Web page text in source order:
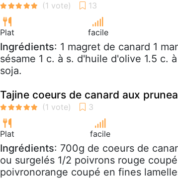
Plat facile
Ingrédients: 1 magret de canard 1
sésame 1 c. à s. d'huile d'olive 1.5 c.
soja.
Tajine coeurs de canard aux
Plat facile
Ingrédients: 700g de coeurs de
ou surgelés 1/2 poivrons rouge
poivronorange coupé en fines